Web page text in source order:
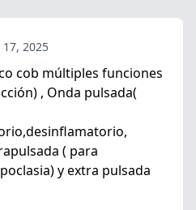
17, 2025
cob múltiples funciones
, Onda pulsada(
( para
y extra pulsada